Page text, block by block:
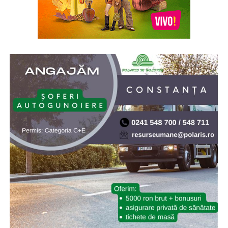
902/2005, s-a aprobat înfiinţarea Institutului Naţional
pentru Studierea Holocaustului din România „Elie
Wiesel”. Elie (Eliezer) Wiesel (1928-2016) a fost evreu-
Holocaustului, scriitor, profesor, filozof, ziarist, eseist și
un activist în drepturile omului. Inaugurarea a avut loc
la 10.X.2005, cu ocazia celei de-a doua comemorări a
„Zilei Holocaustului din România”
* Cu 19 ani în urmă (2007) NASA a lansat sonda Phoenix
Mars Lander, care ulterior a găsit dovezi ale existenței
apei pe planeta Marte. Phoenix Mars Lander, pe scurt
Phoenix, este o navă-robot dedicată continuării misiunii
explorării spațiului, având ca țintă continuarea
explorării planetei Marte a sistemului nostru solar.
Misiunea Phoenix a fost lansată cu succes pe 4 august
2007 și a amartizat în ziua de 25 mai 2008. Programul ar
fi trebuit să dureze 90 de zile marțiene (aproximativ 92